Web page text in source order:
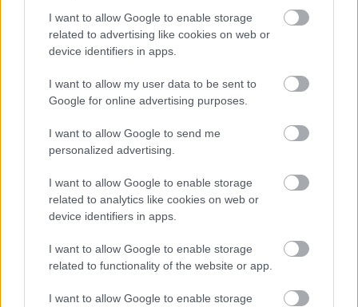
I want to allow Google to enable storage
related to advertising like cookies on web or
device identifiers in apps.
I want to allow my user data to be sent to
Google for online advertising purposes.
I want to allow Google to send me
personalized advertising.
I want to allow Google to enable storage
related to analytics like cookies on web or
device identifiers in apps.
I want to allow Google to enable storage
related to functionality of the website or app.
I want to allow Google to enable storage
LEGOLVASOTTABBAK
PC-d, a konzolod és a többi
elektronikai eszközöd?